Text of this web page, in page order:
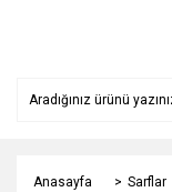
Anasayfa Sarflar